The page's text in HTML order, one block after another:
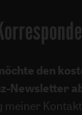
den
Newsletter
meiner